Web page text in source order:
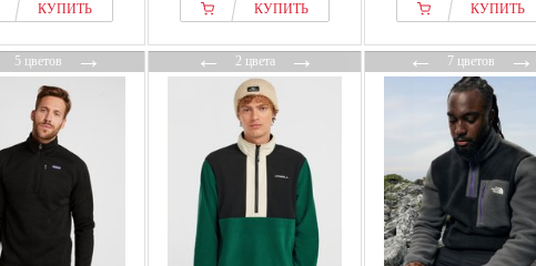
КУПИТЬ КУПИТЬ КУПИТЬ
5 цветов→ ←2 цвета→ ←7 цветов→